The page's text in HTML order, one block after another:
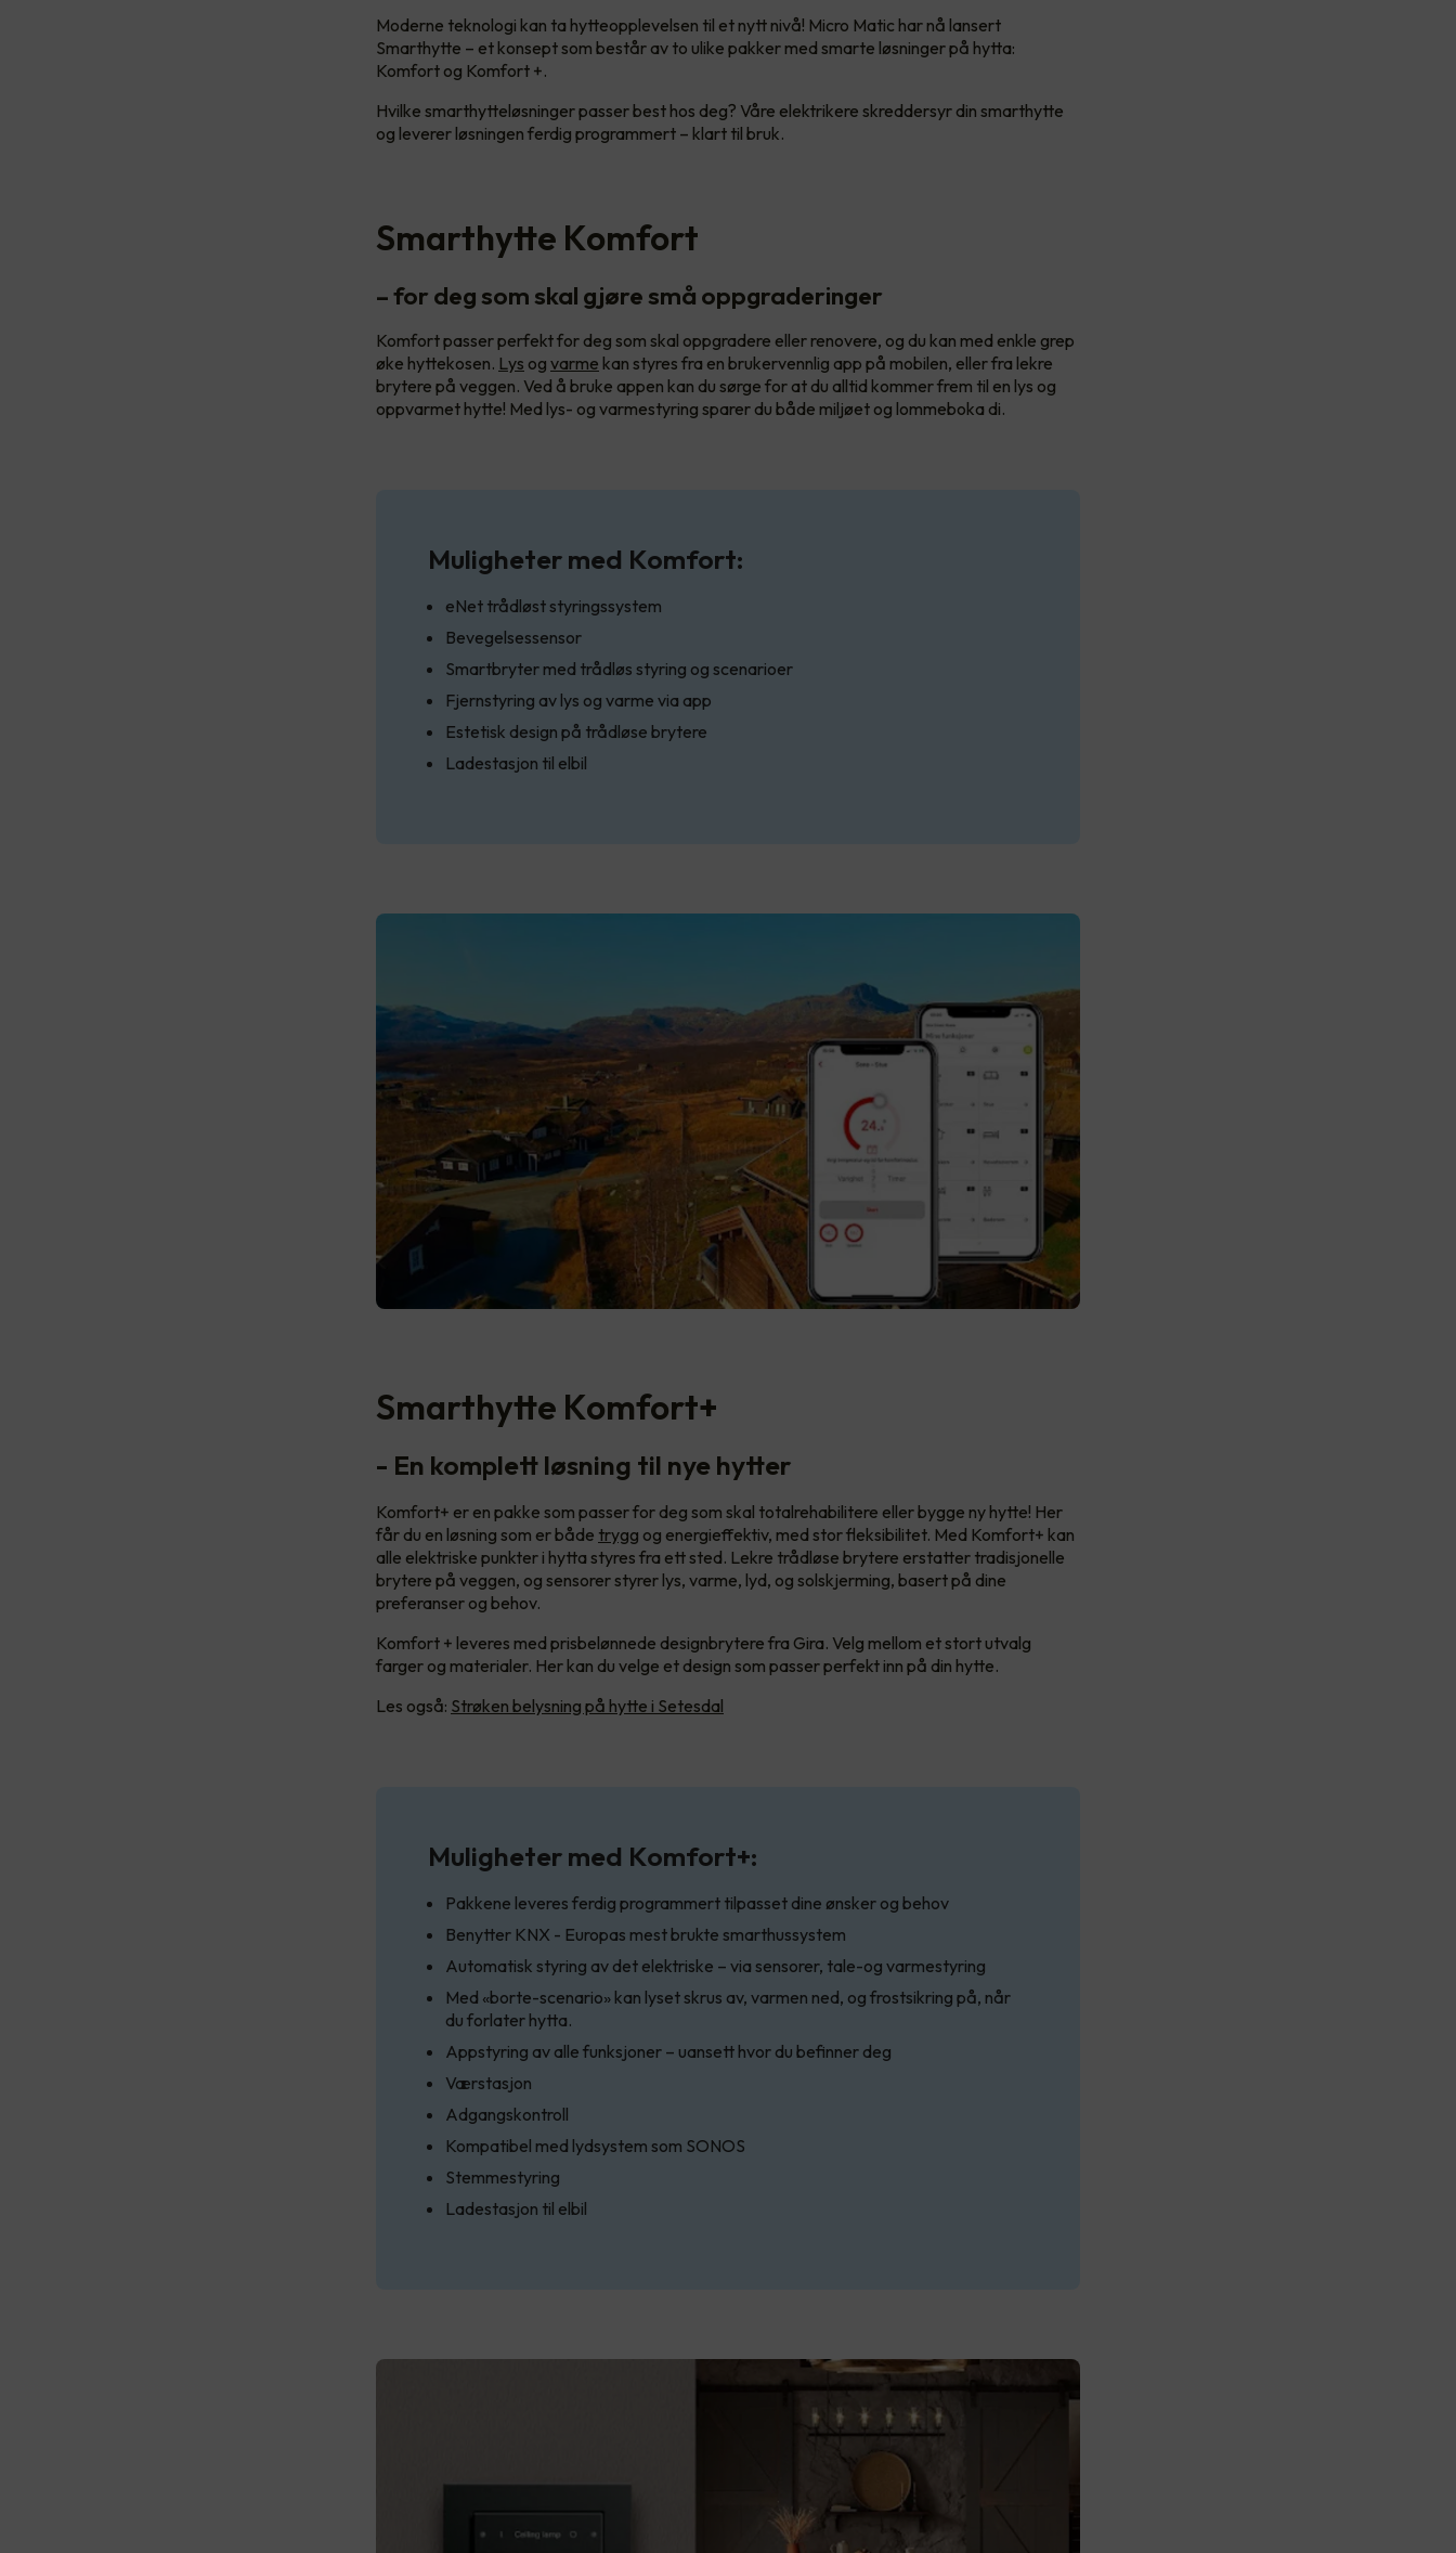
Moderne teknologi kan ta hytteopplevelsen til et nytt nivå! Micro Matic har nå lansert
Smarthytte – et konsept som består av to ulike pakker med smarte løsninger på hytta:
Komfort og Komfort +.
Hvilke smarthytteløsninger passer best hos deg? Våre elektrikere skreddersyr din smarthytte
og leverer løsningen ferdig programmert – klart til bruk.
Smarthytte Komfort
– for deg som skal gjøre små oppgraderinger
Komfort passer perfekt for deg som skal oppgradere eller renovere, og du kan med enkle grep
øke hyttekosen. Lys og varme kan styres fra en brukervennlig app på mobilen, eller fra lekre
brytere på veggen. Ved å bruke appen kan du sørge for at du alltid kommer frem til en lys og
oppvarmet hytte! Med lys- og varmestyring sparer du både miljøet og lommeboka di.
Muligheter med Komfort:
eNet trådløst styringssystem
Bevegelsessensor
Smartbryter med trådløs styring og scenarioer
Fjernstyring av lys og varme via app
Estetisk design på trådløse brytere
Ladestasjon til elbil
Smarthytte Komfort+
- En komplett løsning til nye hytter
Komfort+ er en pakke som passer for deg som skal totalrehabilitere eller bygge ny hytte! Her
får du en løsning som er både trygg og energieffektiv, med stor fleksibilitet. Med Komfort+ kan
alle elektriske punkter i hytta styres fra ett sted. Lekre trådløse brytere erstatter tradisjonelle
brytere på veggen, og sensorer styrer lys, varme, lyd, og solskjerming, basert på dine
preferanser og behov.
Komfort + leveres med prisbelønnede designbrytere fra Gira. Velg mellom et stort utvalg
farger og materialer. Her kan du velge et design som passer perfekt inn på din hytte.
Les også: Strøken belysning på hytte i Setesdal
Muligheter med Komfort+:
Pakkene leveres ferdig programmert tilpasset dine ønsker og behov
Benytter KNX - Europas mest brukte smarthussystem
Automatisk styring av det elektriske – via sensorer, tale-og varmestyring
Med «borte-scenario» kan lyset skrus av, varmen ned, og frostsikring på, når
du forlater hytta.
Appstyring av alle funksjoner – uansett hvor du befinner deg
Værstasjon
Adgangskontroll
Kompatibel med lydsystem som SONOS
Stemmestyring
Ladestasjon til elbil